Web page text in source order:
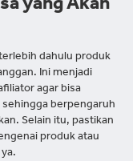
yang Akan
dahulu produk
Ini menjadi
agar bisa
berpengaruh
Selain itu, pastikan
produk atau